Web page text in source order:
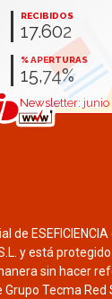
de
y está
sin hacer
Tecma Red